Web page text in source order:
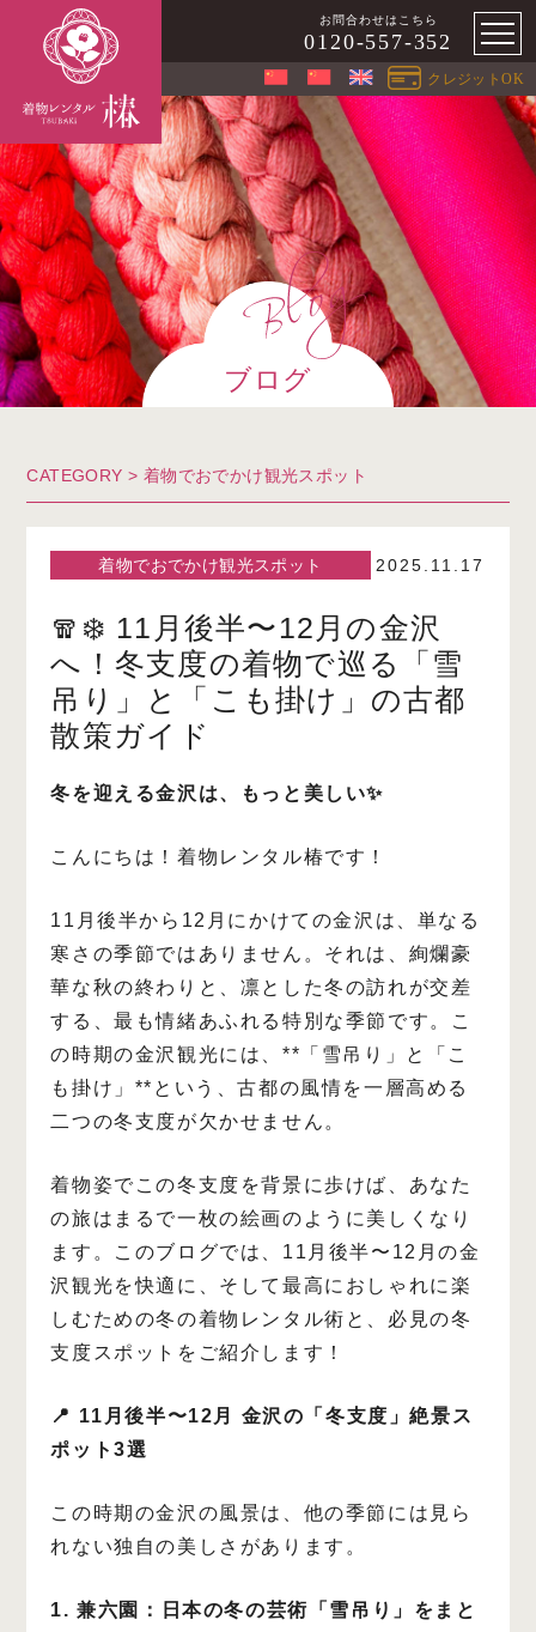
お問合わせはこちら
0120-557-352
クレジットOK
ブログ
CATEGORY > 着物でおでかけ観光スポット
着物でおでかけ観光スポット 2025.11.17
🧣❄️ 11月後半〜12月の金沢
へ！冬支度の着物で巡る「雪
吊り」と「こも掛け」の古都
散策ガイド
冬を迎える金沢は、もっと美しい✨
こんにちは！着物レンタル椿です！
11月後半から12月にかけての金沢は、単なる
寒さの季節ではありません。それは、絢爛豪
華な秋の終わりと、凛とした冬の訪れが交差
する、最も情緒あふれる特別な季節です。こ
の時期の金沢観光には、**「雪吊り」と「こ
も掛け」**という、古都の風情を一層高める
二つの冬支度が欠かせません。
着物姿でこの冬支度を背景に歩けば、あなた
の旅はまるで一枚の絵画のように美しくなり
ます。このブログでは、11月後半〜12月の金
沢観光を快適に、そして最高におしゃれに楽
しむための冬の着物レンタル術と、必見の冬
支度スポットをご紹介します！
📍 11月後半〜12月 金沢の「冬支度」絶景ス
ポット3選
この時期の金沢の風景は、他の季節には見ら
れない独自の美しさがあります。
1. 兼六園：日本の冬の芸術「雪吊り」をまと